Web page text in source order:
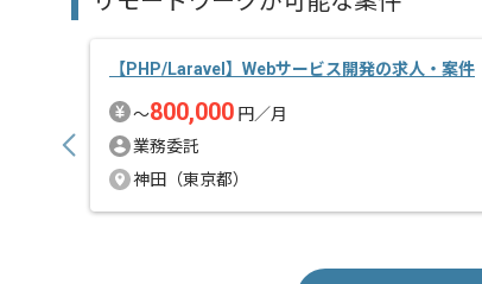
【PHP/Laravel】Webサービス開発の求人・案件
〜800,000 円／月
業務委託
神田（東京都）